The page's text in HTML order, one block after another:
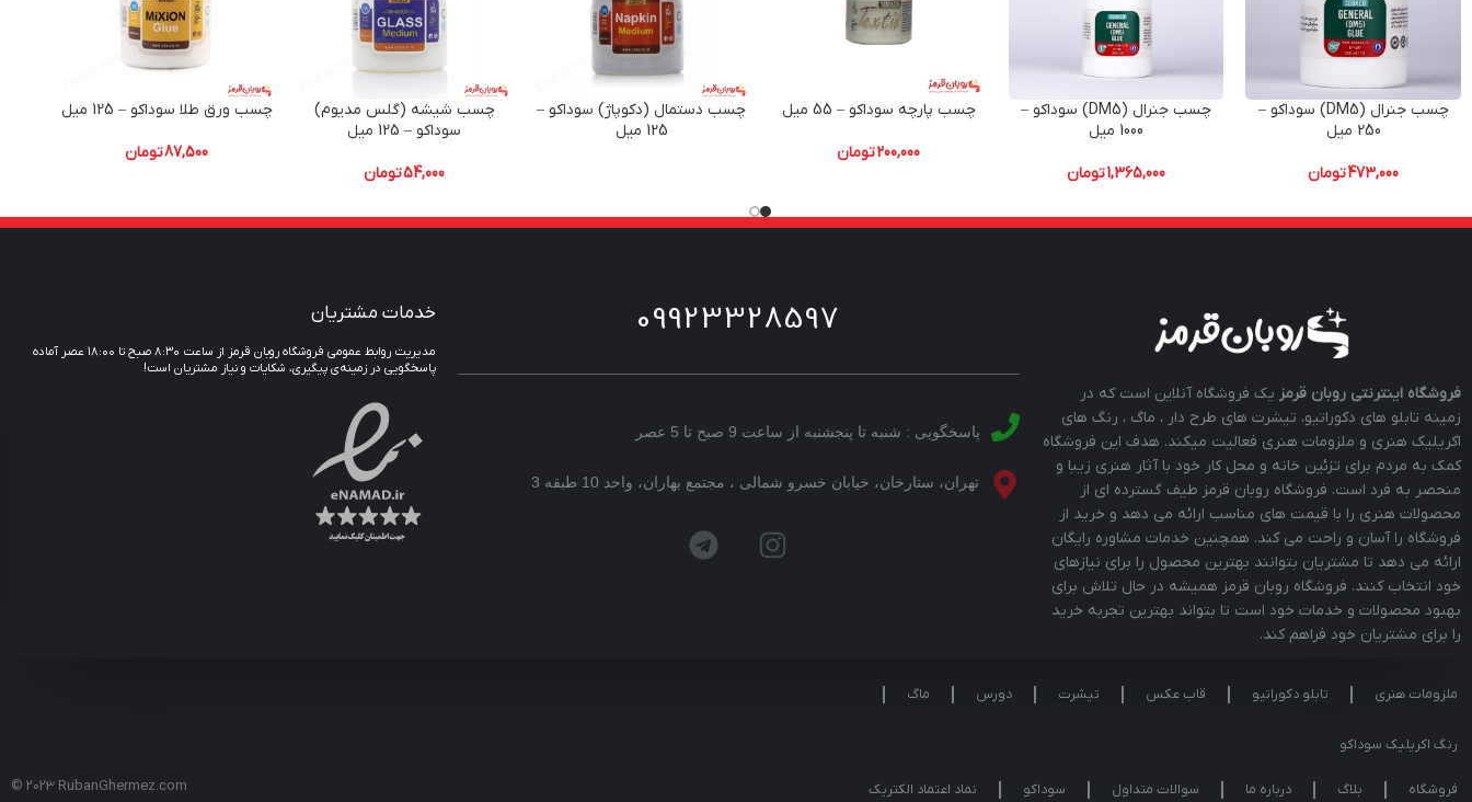
چسب جنرال (DM5) سوداکو –
250 میل
473,000تومان
چسب جنرال (DM5) سوداکو –
1000 میل
1,365,000تومان
چسب پارچه سوداکو – 55 میل
200,000تومان
چسب دستمال (دکوپاژ) سوداکو –
125 میل
چسب شیشه (گلس مدیوم)
سوداکو – 125 میل
54,000تومان
چسب ورق طلا سوداکو – 125 میل
87,500تومان
فروشگاه اینترنتی روبان قرمز یک فروشگاه آنلاین است که در
زمینه تابلو های دکوراتیو، تیشرت های طرح دار ، ماگ ، رنگ های
اکریلیک هنری و ملزومات هنری فعالیت میکند. هدف این فروشگاه
کمک به مردم برای تزئین خانه و محل کار خود با آثار هنری زیبا و
منحصر به فرد است. فروشگاه روبان قرمز طیف گسترده ای از
محصولات هنری را با قیمت های مناسب ارائه می دهد و خرید از
فروشگاه را آسان و راحت می کند. همچنین خدمات مشاوره رایگان
ارائه می دهد تا مشتریان بتوانند بهترین محصول را برای نیازهای
خود انتخاب کنند. فروشگاه روبان قرمز همیشه در حال تلاش برای
بهبود محصولات و خدمات خود است تا بتواند بهترین تجربه خرید
را برای مشتریان خود فراهم کند.
09923328597
پاسخگویی : شنبه تا پنجشنبه از ساعت 9 صبح تا 5 عصر
تهران، ستارخان، خیابان خسرو شمالی ، مجتمع بهاران، واحد 10 طبقه 3
خدمات مشتریان
مدیریت روابط عمومی فروشگاه روبان قرمز از ساعت ۸:۳۰ صبح تا ۱۸:۰۰ عصر آماده
پاسخگویی در زمینه‌ی پیگیری، شکایات و نیاز مشتریان است!
ملزومات هنری تابلو دکوراتیو قاب عکس تیشرت دورس ماگ
رنگ اکریلیک سوداکو
فروشگاه بلاگ درباره ما سوالات متداول سوداکو نماد اعتماد الکتریک © 2023 RubanGhermez.com